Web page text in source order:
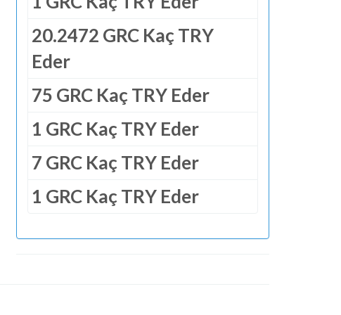
20.2472 GRC Kaç TRY
Eder
75 GRC Kaç TRY Eder
1 GRC Kaç TRY Eder
7 GRC Kaç TRY Eder
1 GRC Kaç TRY Eder